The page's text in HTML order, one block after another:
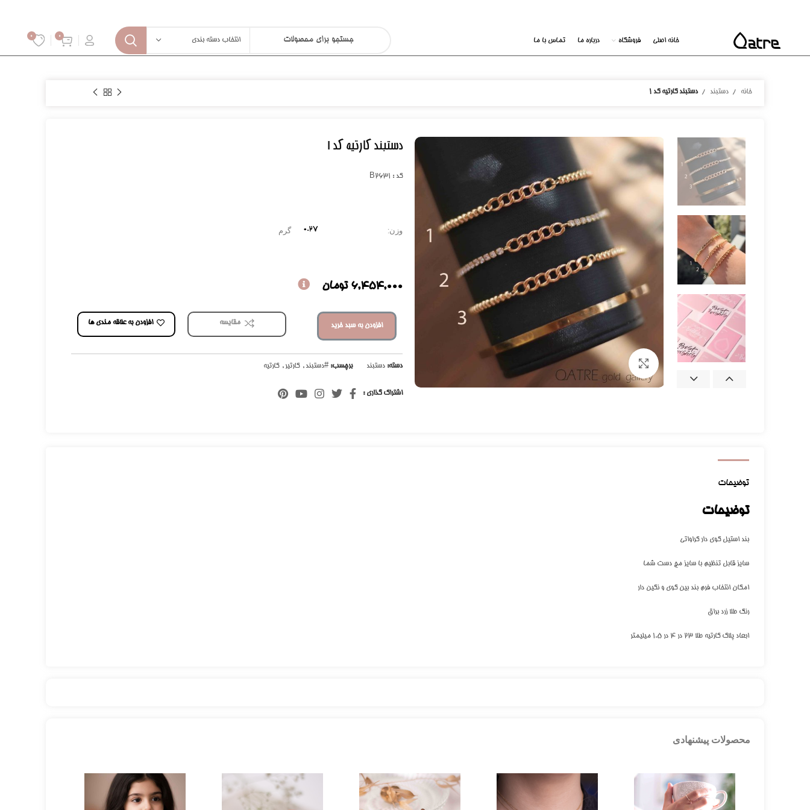
خانه اصلی فروشگاه درباره ما تماس با ما انتخاب دسته بندی
0
0
خانه دستبند دستبند کارتیه کد 1
برای بزرگنمایی کلیک کنید
دستبند کارتیه کد 1
کد : B2631
وزن: 0.27 گرم
6,454,000 تومان
افزودن به سبد خرید مقایسه افزودن به علاقه مندی ها
دسته: دستبند برچسب: #دستبند , کارتیر , کارتیه
اشتراک گذاری :
توضیحات
توضیحات
بند استیل گوی دار کراواتی
سایز قابل تنظیم با سایز مچ دست شما
امکان انتخاب فرم بند بین گوی و نگین دار
رنگ طلا زرد براق
ابعاد پلاک کارتیه طلا ۲۳ در ۴ در ۱.۵ میلیمتر
محصولات پیشنهادی